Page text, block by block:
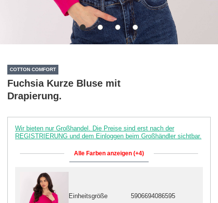
COTTON COMFORT
Fuchsia Kurze Bluse mit
Drapierung.
Wir bieten nur Großhandel. Die Preise sind erst nach der
REGISTRIERUNG und dem Einloggen beim Großhändler sichtbar.
Alle Farben anzeigen (+4)
Einheitsgröße 5906694086595